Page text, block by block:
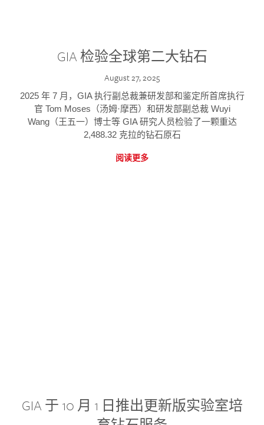
GIA 检验全球第二大钻石
August 27, 2025
2025 年 7 月，GIA 执行副总裁兼研发部和鉴定所首席执行
官 Tom Moses（汤姆·摩西）和研发部副总裁 Wuyi
Wang（王五一）博士等 GIA 研究人员检验了一颗重达
2,488.32 克拉的钻石原石
阅读更多
GIA 于 10 月 1 日推出更新版实验室培